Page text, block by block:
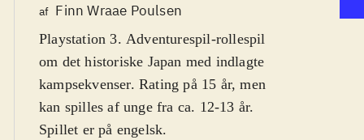
af Finn Wraae Poulsen
Playstation 3. Adventurespil-rollespil
om det historiske Japan med indlagte
kampsekvenser. Rating på 15 år, men
kan spilles af unge fra ca. 12-13 år.
Spillet er på engelsk.